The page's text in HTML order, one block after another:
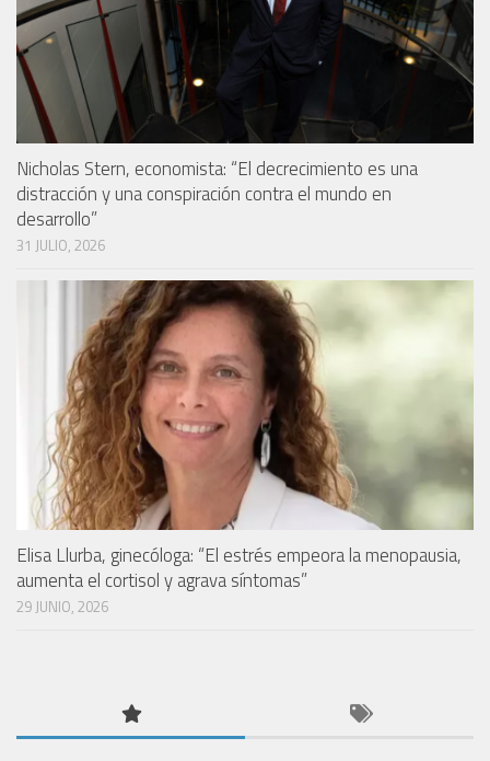
Nicholas Stern, economista: “El decrecimiento es una
distracción y una conspiración contra el mundo en
desarrollo”
31 JULIO, 2026
Elisa Llurba, ginecóloga: “El estrés empeora la menopausia,
aumenta el cortisol y agrava síntomas”
29 JUNIO, 2026